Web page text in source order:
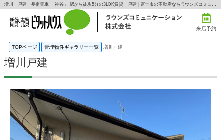
増川一戸建 岳南電車 「神谷」 駅から徒歩5分の3LDK賃貸一戸建 | 富士市の不動産ならラウンズコミュニケーションの賃貸はラウンズコミュニケーション株式会社にお任せ下さい！
来店予約
TOPページ 管理物件ギャラリー一覧 増川戸建
増川戸建